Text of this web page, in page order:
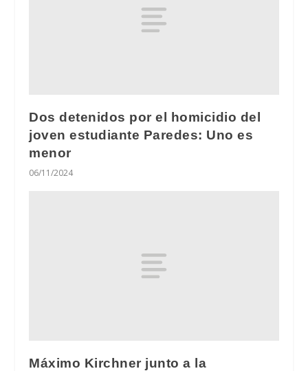
Dos detenidos por el homicidio del
joven estudiante Paredes: Uno es
menor
06/11/2024
Máximo Kirchner junto a la